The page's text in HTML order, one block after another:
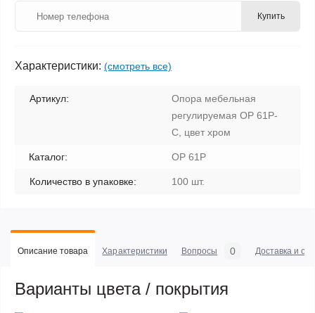
Купить
Характеристики: (смотреть все)
Артикул:
Опора мебельная
регулируемая ОР 61Р-
С, цвет хром
Каталог: ОР 61Р
Количество в упаковке: 100 шт.
Описание товара Характеристики Вопросы 0 Доставка и
Варианты цвета / покрытия